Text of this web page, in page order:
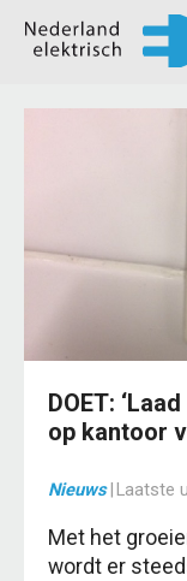
DOET:
op kantoor
Nieuws|Laatste
Met het
wordt er